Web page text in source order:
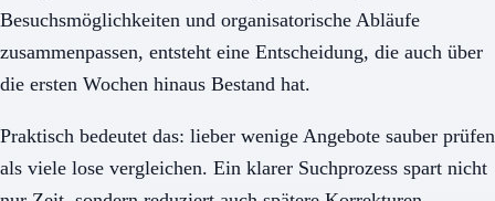
Besuchsmöglichkeiten und organisatorische Abläufe
zusammenpassen, entsteht eine Entscheidung, die auch über
die ersten Wochen hinaus Bestand hat.
Praktisch bedeutet das: lieber wenige Angebote sauber prüfen
als viele lose vergleichen. Ein klarer Suchprozess spart nicht